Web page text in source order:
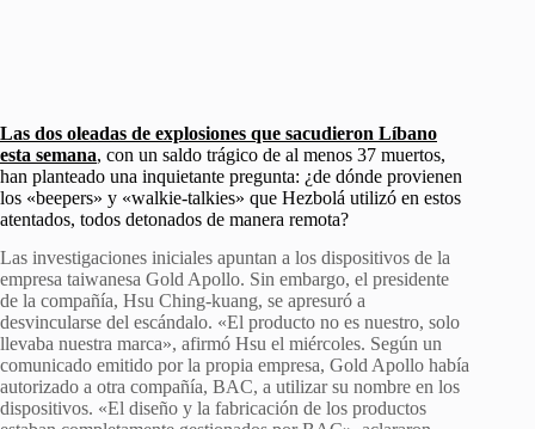
Las dos oleadas de explosiones que sacudieron Líbano
esta semana, con un saldo trágico de al menos 37 muertos,
han planteado una inquietante pregunta: ¿de dónde provienen
los «beepers» y «walkie-talkies» que Hezbolá utilizó en estos
atentados, todos detonados de manera remota?
Las investigaciones iniciales apuntan a los dispositivos de la
empresa taiwanesa Gold Apollo. Sin embargo, el presidente
de la compañía, Hsu Ching-kuang, se apresuró a
desvincularse del escándalo. «El producto no es nuestro, solo
llevaba nuestra marca», afirmó Hsu el miércoles. Según un
comunicado emitido por la propia empresa, Gold Apollo había
autorizado a otra compañía, BAC, a utilizar su nombre en los
dispositivos. «El diseño y la fabricación de los productos